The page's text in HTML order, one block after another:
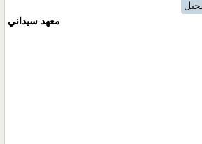
معهد سيداني